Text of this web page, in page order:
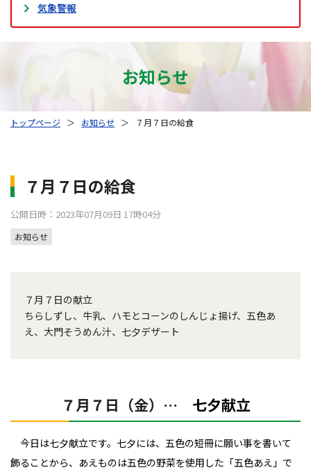
気象警報
お知らせ
トップページ ＞ お知らせ ＞ ７月７日の給食
７月７日の給食
公開日時：2023年07月09日 17時04分
お知らせ
７月７日の献立
ちらしずし、牛乳、ハモとコーンのしんじょ揚げ、五色あ
え、大門そうめん汁、七夕デザート
７月７日（金）… 七夕献立
今日は七夕献立です。七夕には、五色の短冊に願い事を書いて
飾ることから、あえものは五色の野菜を使用した「五色あえ」で